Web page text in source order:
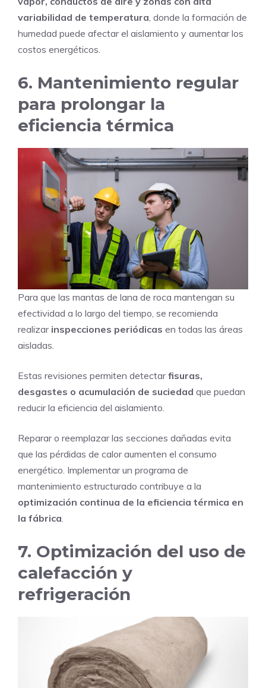
variabilidad de temperatura , donde la formación de
humedad puede afectar el aislamiento y aumentar los
costos energéticos.
6. Mantenimiento regular
para prolongar la
eficiencia térmica
Para que las mantas de lana de roca mantengan su
efectividad a lo largo del tiempo, se recomienda
realizar inspecciones periódicas en todas las áreas
aisladas.
Estas revisiones permiten detectarfisuras,
desgastes o acumulación de suciedad que puedan
reducir la eficiencia del aislamiento.
Reparar o reemplazar las secciones dañadas evita
que las pérdidas de calor aumenten el consumo
energético. Implementar un programa de
mantenimiento estructurado contribuye a la
optimización continua de la eficiencia térmica en
la fábrica.
7. Optimización del uso de
calefacción y
refrigeración